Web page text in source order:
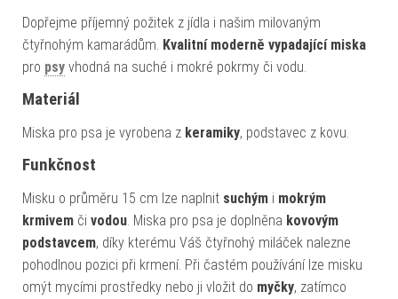
Dopřejme příjemný požitek z jídla i našim milovaným
čtyřnohým kamarádům. Kvalitní moderně vypadající miska
pro psy vhodná na suché i mokré pokrmy či vodu.
Materiál
Miska pro psa je vyrobena z keramiky, podstavec z kovu.
Funkčnost
Misku o průměru 15 cm lze naplnit suchým i mokrým
krmivem či vodou . Miska pro psa je doplněna kovovým
podstavcem, díky kterému Váš čtyřnohý miláček nalezne
pohodlnou pozici při krmení. Při častém používání lze misku
omýt mycími prostředky nebo ji vložit do myčky, zatímco